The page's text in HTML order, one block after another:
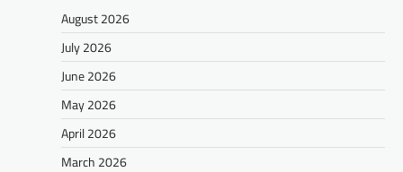
August 2026
July 2026
June 2026
May 2026
April 2026
March 2026